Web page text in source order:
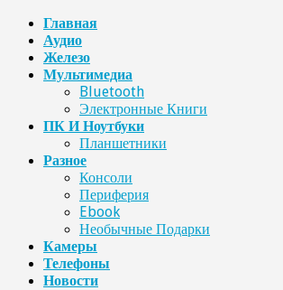
Главная
Аудио
Железо
Мультимедиа
Bluetooth
Электронные Книги
ПК И Ноутбуки
Планшетники
Разное
Консоли
Периферия
Ebook
Необычные Подарки
Камеры
Телефоны
Новости